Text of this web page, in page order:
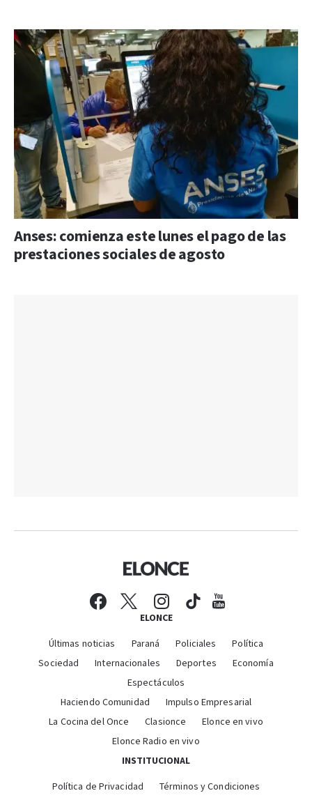
Anses: comienza este lunes el pago de las
prestaciones sociales de agosto
ELONCE
Últimas noticias Paraná Policiales
Política
Sociedad
Internacionales Deportes
Economía
Espectáculos
Haciendo Comunidad
Impulso Empresarial
La Cocina del Once
Clasionce
Elonce en vivo
Elonce Radio en vivo
INSTITUCIONAL
Política de Privacidad
Términos y Condiciones